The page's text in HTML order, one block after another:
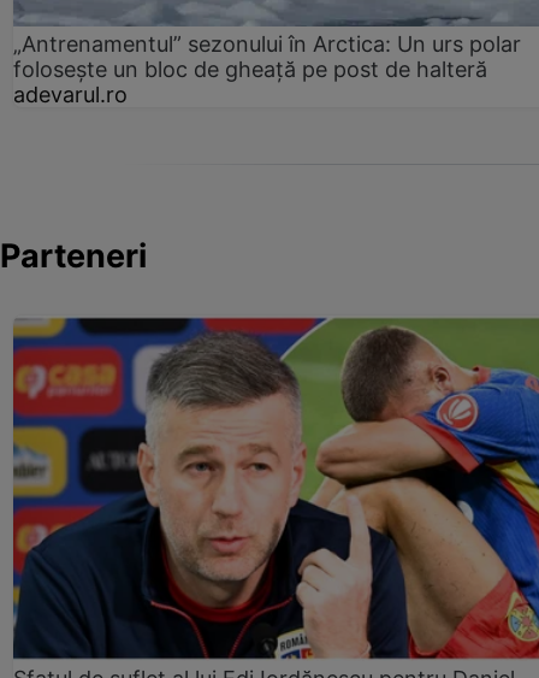
„Antrenamentul” sezonului în Arctica: Un urs polar
folosește un bloc de gheață pe post de halteră
adevarul.ro
Parteneri